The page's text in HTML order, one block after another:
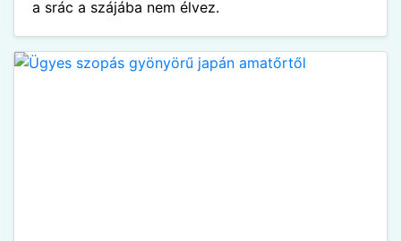
a srác a szájába nem élvez.